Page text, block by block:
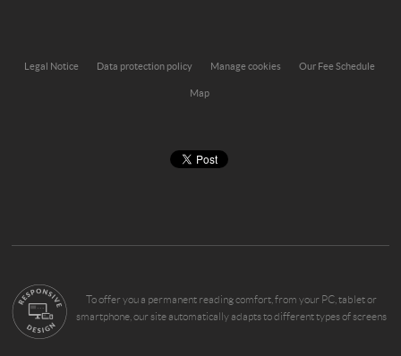
Legal Notice Data protection policy Manage cookies Our Fee Schedule
Map
To offer you a permanent reading comfort, from your PC, tablet or
smartphone, our site automatically adapts to different types of screens